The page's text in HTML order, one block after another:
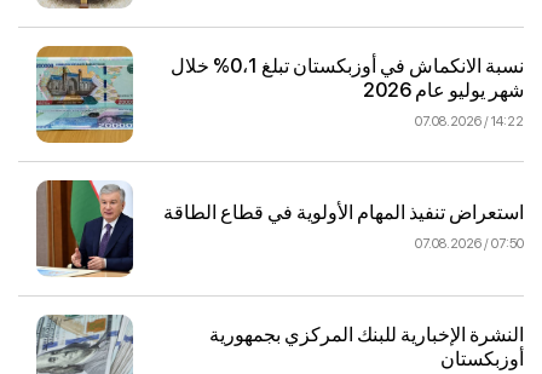
نسبة الانكماش في أوزبكستان تبلغ 0،1% خلال
شهر يوليو عام 2026
14:22 / 07.08.2026
استعراض تنفيذ المهام الأولوية في قطاع الطاقة
07:50 / 07.08.2026
النشرة الإخبارية للبنك المركزي بجمهورية
أوزبكستان